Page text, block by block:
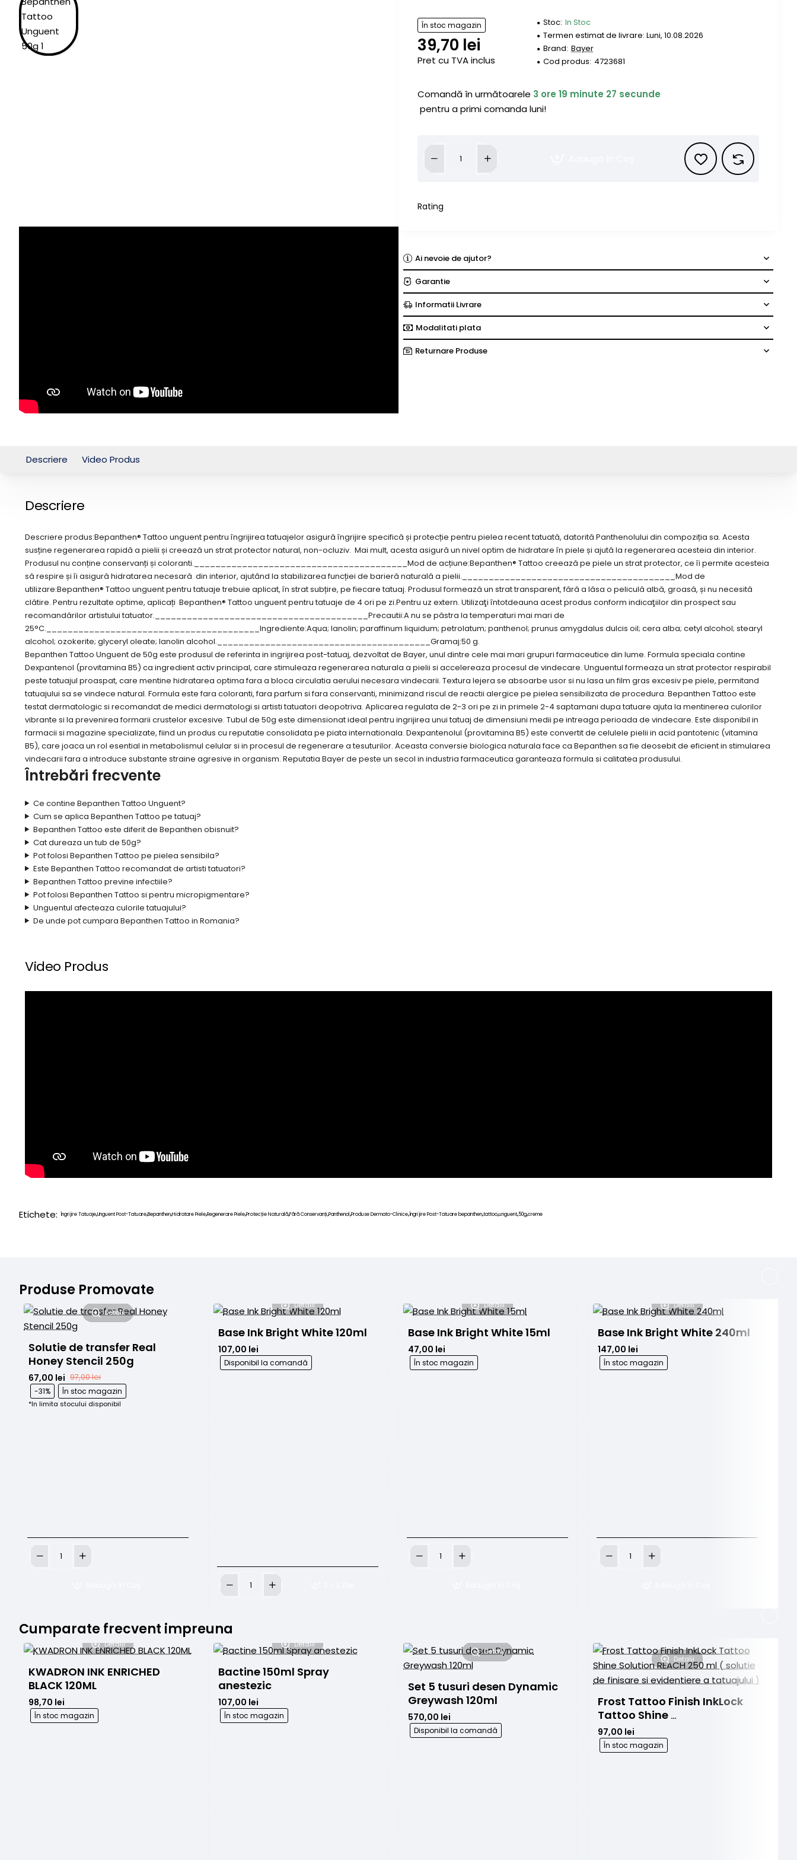
* poza este informativa
Rating
În stoc magazin
39,70 lei
Pret cu TVA inclus
Stoc: In Stoc
Termen estimat de livrare: Luni, 10.08.2026
Brand: Bayer
Cod produs: 4723681
Comandă în următoarele 3 ore 19 minute 26 secunde
pentru a primi comanda luni!
Ai nevoie de ajutor?
Garantie
Informatii Livrare
Modalitati plata
Returnare Produse
Descriere Video Produs
Descriere
Descriere produs:Bepanthen® Tattoo unguent pentru îngrijirea tatuajelor asigură îngrijire specifică și protecție pentru pielea recent tatuată, datorită Panthenolului din compoziția sa. Acesta
susține regenerarea rapidă a pielii și creează un strat protector natural, non-ocluziv. Mai mult, acesta asigură un nivel optim de hidratare în piele și ajută la regenerarea acesteia din interior.
Produsul nu conține conservanți și coloranti.________________________________________Mod de acțiune:Bepanthen® Tattoo creează pe piele un strat protector, ce îi permite acesteia
să respire și îi asigură hidratarea necesară din interior, ajutând la stabilizarea funcției de barieră naturală a pielii.________________________________________Mod de
utilizare:Bepanthen® Tattoo unguent pentru tatuaje trebuie aplicat, în strat subțire, pe fiecare tatuaj. Produsul formează un strat transparent, fără a lăsa o peliculă albă, groasă, și nu necesită
clătire. Pentru rezultate optime, aplicați Bepanthen® Tattoo unguent pentru tatuaje de 4 ori pe zi.Pentru uz extern. Utilizaţi întotdeauna acest produs conform indicaţiilor din prospect sau
recomandărilor artistului tatuator.________________________________________Precautii:A nu se păstra la temperaturi mai mari de
25°C.________________________________________Ingrediente:Aqua; lanolin; paraffinum liquidum; petrolatum; panthenol; prunus amygdalus dulcis oil; cera alba; cetyl alcohol; stearyl
alcohol; ozokerite; glyceryl oleate; lanolin alcohol.________________________________________Gramaj:50 g.
Bepanthen Tattoo Unguent de 50g este produsul de referinta in ingrijirea post-tatuaj, dezvoltat de Bayer, unul dintre cele mai mari grupuri farmaceutice din lume. Formula speciala contine
Dexpantenol (provitamina B5) ca ingredient activ principal, care stimuleaza regenerarea naturala a pielii si accelereaza procesul de vindecare. Unguentul formeaza un strat protector respirabil
peste tatuajul proaspat, care mentine hidratarea optima fara a bloca circulatia aerului necesara vindecarii. Textura lejera se absoarbe usor si nu lasa un film gras excesiv pe piele, permitand
tatuajului sa se vindece natural. Formula este fara coloranti, fara parfum si fara conservanti, minimizand riscul de reactii alergice pe pielea sensibilizata de procedura. Bepanthen Tattoo este
testat dermatologic si recomandat de medici dermatologi si artisti tatuatori deopotriva. Aplicarea regulata de 2-3 ori pe zi in primele 2-4 saptamani dupa tatuare ajuta la mentinerea culorilor
vibrante si la prevenirea formarii crustelor excesive. Tubul de 50g este dimensionat ideal pentru ingrijirea unui tatuaj de dimensiuni medii pe intreaga perioada de vindecare. Este disponibil in
farmacii si magazine specializate, fiind un produs cu reputatie consolidata pe piata internationala. Dexpantenolul (provitamina B5) este convertit de celulele pielii in acid pantotenic (vitamina
B5), care joaca un rol esential in metabolismul celular si in procesul de regenerare a tesuturilor. Aceasta conversie biologica naturala face ca Bepanthen sa fie deosebit de eficient in stimularea
vindecarii fara a introduce substante straine agresive in organism. Reputatia Bayer de peste un secol in industria farmaceutica garanteaza formula si calitatea produsului.
Întrebări frecvente
Ce contine Bepanthen Tattoo Unguent?
Cum se aplica Bepanthen Tattoo pe tatuaj?
Bepanthen Tattoo este diferit de Bepanthen obisnuit?
Cat dureaza un tub de 50g?
Pot folosi Bepanthen Tattoo pe pielea sensibila?
Este Bepanthen Tattoo recomandat de artisti tatuatori?
Bepanthen Tattoo previne infectiile?
Pot folosi Bepanthen Tattoo si pentru micropigmentare?
Unguentul afecteaza culorile tatuajului?
De unde pot cumpara Bepanthen Tattoo in Romania?
Video Produs
Etichete: Îngrijire Tatuaje,Unguent Post-Tatuare,Bepanthen,Hidratare Piele,Regenerare Piele,Protecție Naturală,Fără Conservanți,Panthenol,Produse Dermato-Clinice,Îngrijire Post-Tatuare bepanthen,tattoo,unguent,50g,creme
Produse Promovate
Detalii
Solutie de transfer Real
Honey Stencil 250g
În stoc magazin
*In limita stocului disponibil
-31%
67,00 lei 97,00 lei
Solutie
Detalii
Base Ink Bright White 120ml
Disponibil la comandă
107,00 lei
Base
120ml
Detalii
Base Ink Bright White 15ml
În stoc magazin
47,00 lei
Base
Detalii
Base Ink Bright White 240ml
În stoc magazin
147,00 lei
Base
Cumparate frecvent impreuna
Detalii
KWADRON INK ENRICHED
BLACK 120ML
În stoc magazin
98,70 lei
Detalii
Bactine 150ml Spray
În stoc magazin
107,00 lei
Detalii
Set 5 tusuri desen Dynamic
Greywash 120ml
Disponibil la comandă
570,00 lei
Detalii
Frost Tattoo Finish InkLock
Tattoo Shine
Solution REACH 250 ml (
solutie de finisare si
evidentiere a tatuajului )
În stoc magazin
97,00 lei